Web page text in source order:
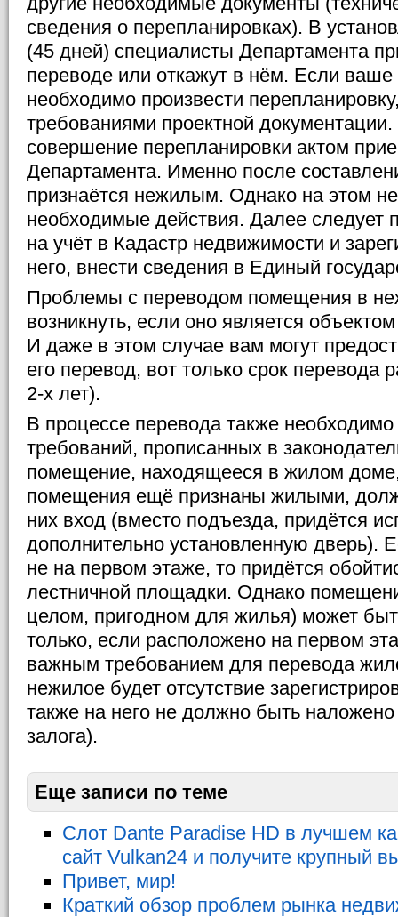
сведения о перепланировках). В
(45 дней) специалисты Департамента
переводе или откажут в нём. Если
необходимо произвести
требованиями проектной
совершение перепланировки актом
Департамента. Именно после
признаётся нежилым. Однако на этом
необходимые действия. Далее следует
на учёт в Кадастр недвижимости и
него, внести сведения в Единый
Проблемы с переводом помещения в
возникнуть, если оно является
И даже в этом случае вам могут
его перевод, вот только срок перевода
2-х лет).
В процессе перевода также
требований, прописанных в
помещение, находящееся в жилом
помещения ещё признаны жилыми,
них вход (вместо подъезда, придётся
дополнительно установленную дверь).
не на первом этаже, то придётся
лестничной площадки. Однако
целом, пригодном для жилья) может
только, если расположено на первом
важным требованием для перевода
нежилое будет отсутствие
также на него не должно быть
залога).
Еще записи по теме
Слот Dante Paradise HD в лучшем
сайт Vulkan24 и получите крупный
Привет, мир!
Краткий обзор проблем рынка